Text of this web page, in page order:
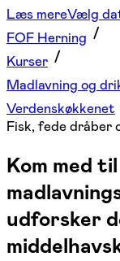
Læs mereVælg
FOF Herning
Kurser
Madlavning og
Verdenskøkkenet
Fisk, fede dråber
Kom med
udforsker